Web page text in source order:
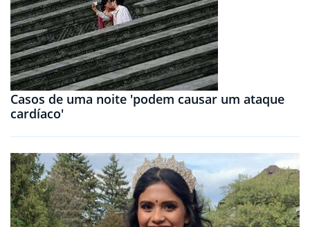
Casos de uma noite 'podem causar um ataque
cardíaco'